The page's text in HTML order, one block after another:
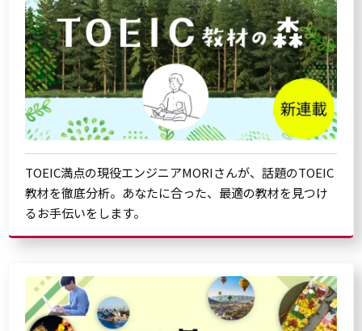
TOEIC満点の現役エンジニアMORIさんが、話題のTOEIC
教材を徹底分析。あなたに合った、最適の教材を見つけ
るお手伝いをします。